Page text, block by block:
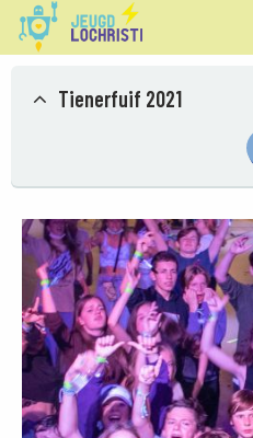
Tienerfuif 2021